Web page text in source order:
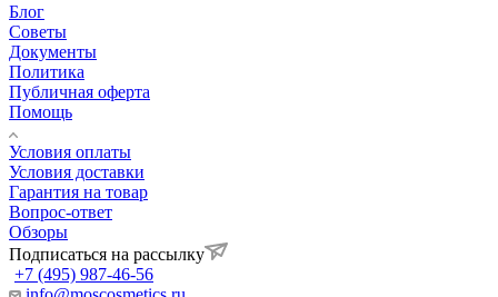
Блог
Советы
Документы
Политика
Публичная оферта
Помощь
Условия оплаты
Условия доставки
Гарантия на товар
Вопрос-ответ
Обзоры
Подписаться на рассылку
+7 (495) 987-46-56